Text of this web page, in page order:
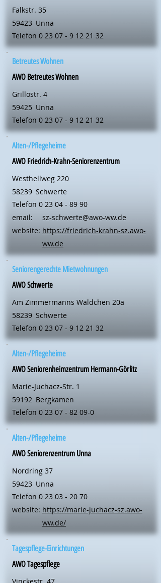
Falkstr. 35
59423 Unna
Telefon 0 23 07 - 9 12 21 32
Betreutes Wohnen
AWO Betreutes Wohnen
Grillostr. 4
59425 Unna
Telefon 0 23 07 - 9 12 21 32
Alten-/Pflegeheime
AWO Friedrich-Krahn-Seniorenzentrum
Westhellweg 220
58239 Schwerte
Telefon 0 23 04 - 89 90
email:
website:
sz-schwerte@awo-ww.de
https://friedrich-krahn-sz.awo-
ww.de
Seniorengerechte Mietwohnungen
AWO Schwerte
Am Zimmermanns Wäldchen 20a
58239 Schwerte
Telefon 0 23 07 - 9 12 21 32
Alten-/Pflegeheime
AWO Seniorenheimzentrum Hermann-Görlitz
Marie-Juchacz-Str. 1
59192 Bergkamen
Telefon 0 23 07 - 82 09-0
Alten-/Pflegeheime
AWO Seniorenzentrum Unna
Nordring 37
59423 Unna
Telefon 0 23 03 - 20 70
website: https://marie-juchacz-sz.awo-
ww.de/
Tagespflege-Einrichtungen
AWO Tagespflege